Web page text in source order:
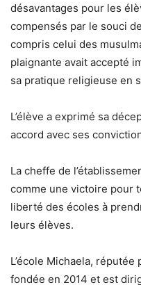
désavantages pour les
compensés par le souci
compris celui des
plaignante avait accepté
sa pratique religieuse en
L’élève a exprimé sa
accord avec ses
La cheffe de
comme une victoire pour
liberté des écoles à
leurs élèves.
L’école Michaela,
fondée en 2014 et est